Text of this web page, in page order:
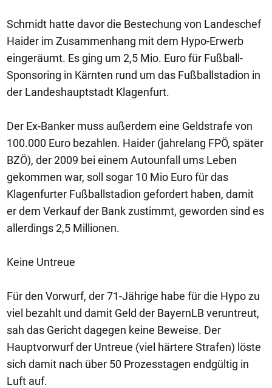
Schmidt hatte davor die Bestechung von Landeschef
Haider im Zusammenhang mit dem Hypo-Erwerb
eingeräumt. Es ging um 2,5 Mio. Euro für Fußball-
Sponsoring in Kärnten rund um das Fußballstadion in
der Landeshauptstadt Klagenfurt.
Der Ex-Banker muss außerdem eine Geldstrafe von
100.000 Euro bezahlen. Haider (jahrelang FPÖ, später
BZÖ), der 2009 bei einem Autounfall ums Leben
gekommen war, soll sogar 10 Mio Euro für das
Klagenfurter Fußballstadion gefordert haben, damit
er dem Verkauf der Bank zustimmt, geworden sind es
allerdings 2,5 Millionen.
Keine Untreue
Für den Vorwurf, der 71-Jährige habe für die Hypo zu
viel bezahlt und damit Geld der BayernLB veruntreut,
sah das Gericht dagegen keine Beweise. Der
Hauptvorwurf der Untreue (viel härtere Strafen) löste
sich damit nach über 50 Prozesstagen endgültig in
Luft auf.